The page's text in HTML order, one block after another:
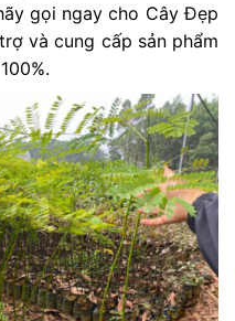
gọi ngay cho Cây Đẹp
và cung cấp sản phẩm